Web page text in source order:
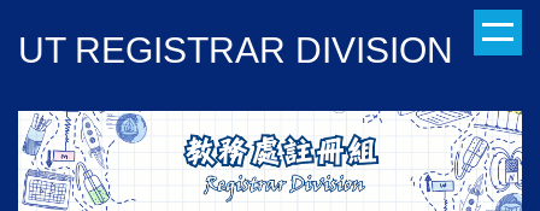
content
block
UT REGISTRAR DIVISION